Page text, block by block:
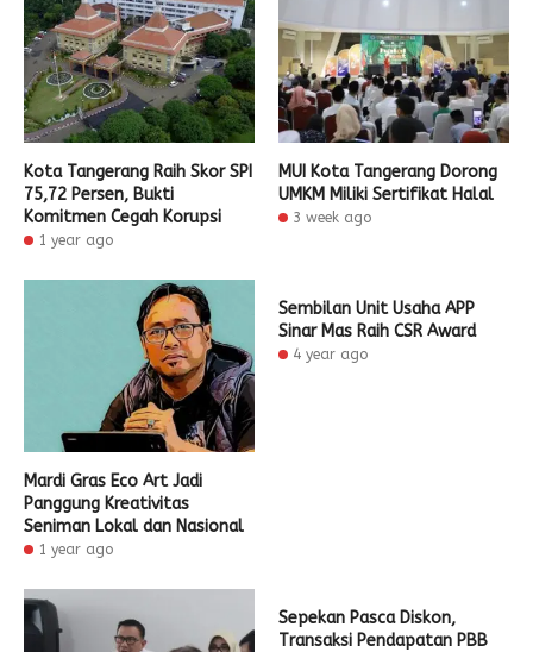
Kota Tangerang Raih Skor SPI
75,72 Persen, Bukti
Komitmen Cegah Korupsi
1 year ago
MUI Kota Tangerang Dorong
UMKM Miliki Sertifikat Halal
3 week ago
Mardi Gras Eco Art Jadi
Panggung Kreativitas
Seniman Lokal dan Nasional
1 year ago
Sembilan Unit Usaha APP
Sinar Mas Raih CSR Award
4 year ago
Sepekan Pasca Diskon,
Transaksi Pendapatan PBB